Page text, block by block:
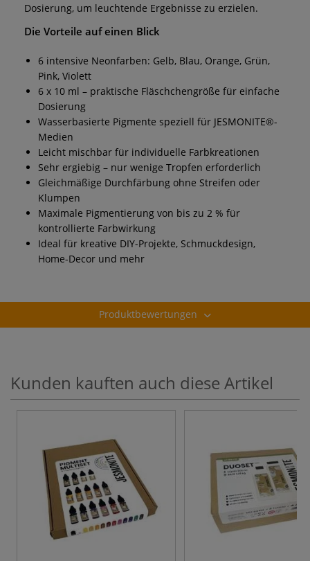
Dosierung, um leuchtende Ergebnisse zu erzielen.
Die Vorteile auf einen Blick
6 intensive Neonfarben: Gelb, Blau, Orange, Grün,
Pink, Violett
6 x 10 ml – praktische Fläschchengröße für einfache
Dosierung
Wasserbasierte Pigmente speziell für JESMONITE®-
Medien
Leicht mischbar für individuelle Farbkreationen
Sehr ergiebig – nur wenige Tropfen erforderlich
Gleichmäßige Durchfärbung ohne Streifen oder
Klumpen
Maximale Pigmentierung von bis zu 2 % für
kontrollierte Farbwirkung
Ideal für kreative DIY-Projekte, Schmuckdesign,
Home-Decor und mehr
Produktbewertungen
Kunden kauften auch diese Artikel